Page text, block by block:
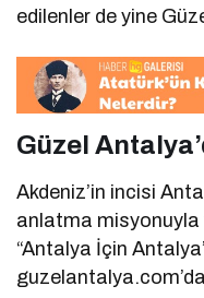
edilenler de yine
Güzel
Akdeniz’in incisi
anlatma misyonuyla
“Antalya İçin